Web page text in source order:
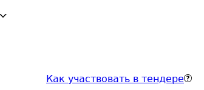
Как участвовать в тендере